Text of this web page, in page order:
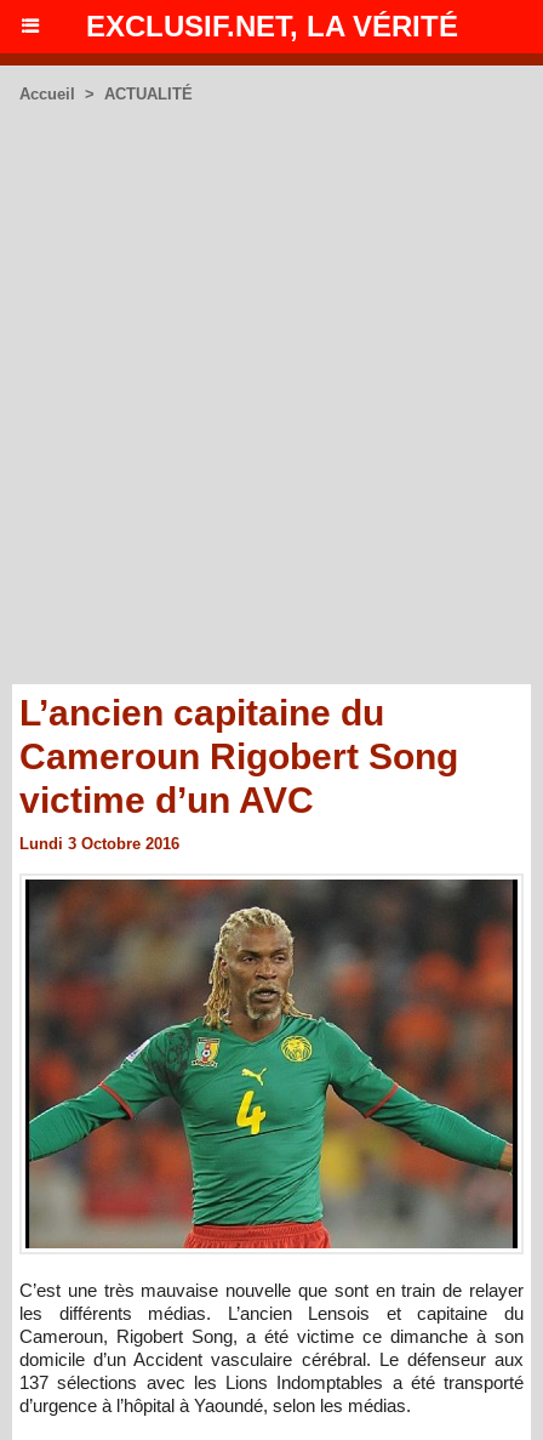
EXCLUSIF.NET, LA VÉRITÉ
Accueil > ACTUALITÉ
L’ancien capitaine du
Cameroun Rigobert Song
victime d’un AVC
Lundi 3 Octobre 2016
C’est une très mauvaise nouvelle que sont en train de relayer
les différents médias. L’ancien Lensois et capitaine du
Cameroun, Rigobert Song, a été victime ce dimanche à son
domicile d’un Accident vasculaire cérébral. Le défenseur aux
137 sélections avec les Lions Indomptables a été transporté
d’urgence à l’hôpital à Yaoundé, selon les médias.